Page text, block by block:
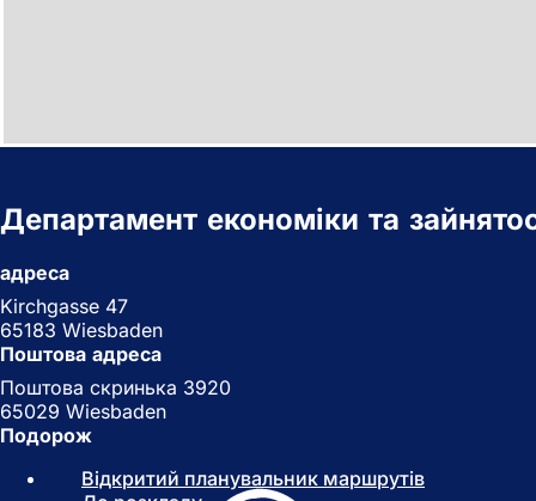
Департамент економіки та
адреса
Kirchgasse 47
65183 Wiesbaden
Поштова адреса
Поштова скринька 3920
65029 Wiesbaden
Подорож
Відкритий планувальник маршрутів